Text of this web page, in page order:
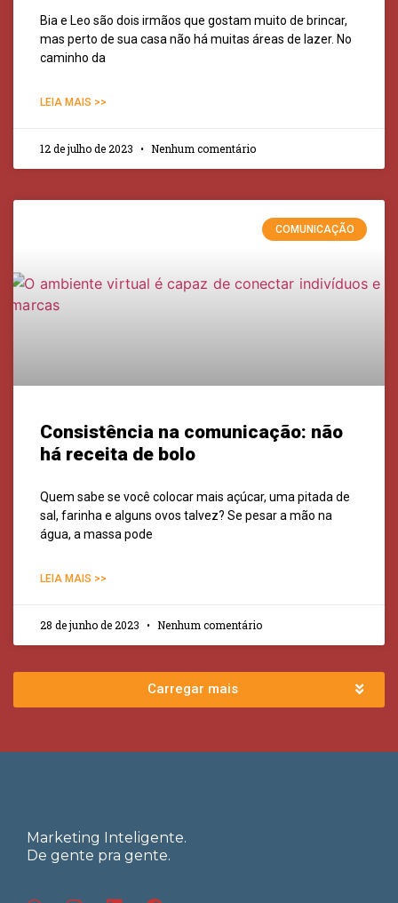
Bia e Leo são dois irmãos que gostam muito de brincar,
mas perto de sua casa não há muitas áreas de lazer. No
caminho da
LEIA MAIS >>
12 de julho de 2023 Nenhum comentário
COMUNICAÇÃO
Consistência na comunicação: não
há receita de bolo
Quem sabe se você colocar mais açúcar, uma pitada de
sal, farinha e alguns ovos talvez? Se pesar a mão na
água, a massa pode
LEIA MAIS >>
28 de junho de 2023 Nenhum comentário
Carregar mais
Marketing Inteligente.
De gente pra gente.